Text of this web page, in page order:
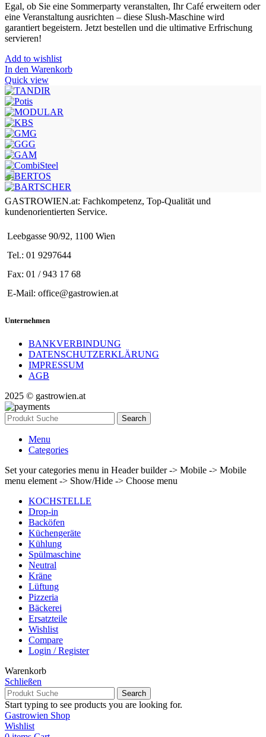
Egal, ob Sie eine Sommerparty veranstalten, Ihr Café erweitern oder
eine Veranstaltung ausrichten – diese Slush-Maschine wird
garantiert begeistern. Jetzt bestellen und die ultimative Erfrischung
servieren!
Add to wishlist
In den Warenkorb
Quick view
GASTROWIEN.at: Fachkompetenz, Top-Qualität und
kundenorientierten Service.
Leebgasse 90/92, 1100 Wien
Tel.: 01 9297644
Fax: 01 / 943 17 68
E-Mail: office@gastrowien.at
Unternehmen
BANKVERBINDUNG
DATENSCHUTZERKLÄRUNG
IMPRESSUM
AGB
2025 © gastrowien.at
Search
Menu
Categories
Set your categories menu in Header builder -> Mobile -> Mobile
menu element -> Show/Hide -> Choose menu
KOCHSTELLE
Drop-in
Backöfen
Küchengeräte
Kühlung
Spülmaschine
Neutral
Kräne
Lüftung
Pizzeria
Bäckerei
Ersatzteile
Wishlist
Compare
Login / Register
Warenkorb
Schließen
Search
Start typing to see products you are looking for.
Gastrowien Shop
Wishlist